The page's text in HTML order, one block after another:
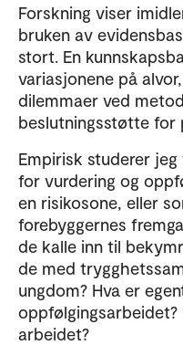
Forskning viser
bruken av
stort. En
variasjonene på
dilemmaer ved
beslutningsstøtte for
Empirisk studerer
for vurdering og
en risikosone, eller
forebyggernes
de kalle inn til
de med
ungdom? Hva er
arbeidet?